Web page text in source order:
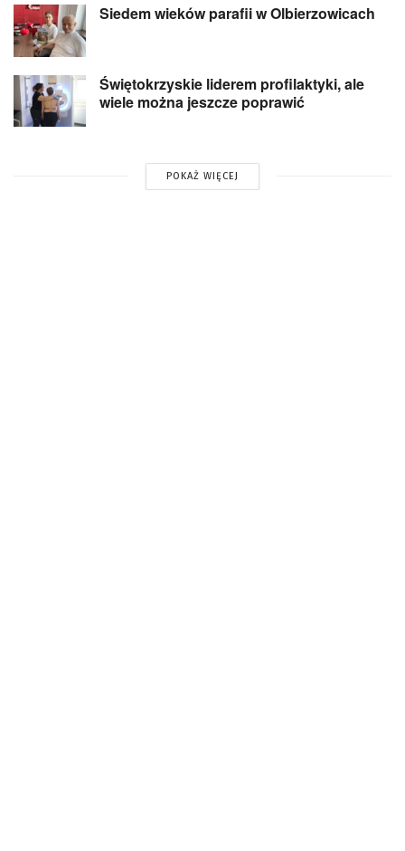
Siedem wieków parafii w Olbierzowicach
Świętokrzyskie liderem profilaktyki, ale
wiele można jeszcze poprawić
POKAŻ WIĘCEJ